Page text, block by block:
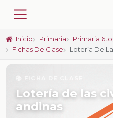
Inicio Primaria Primaria 6to
Fichas De Clase
Lotería De
Lotería de las
andinas